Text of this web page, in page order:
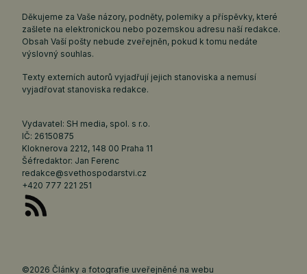
Děkujeme za Vaše názory, podněty, polemiky a příspěvky, které
zašlete na elektronickou nebo pozemskou adresu naší redakce.
Obsah Vaší pošty nebude zveřejněn, pokud k tomu nedáte
výslovný souhlas.
Texty externích autorů vyjadřují jejich stanoviska a nemusí
vyjadřovat stanoviska redakce.
Vydavatel: SH media, spol. s r.o.
IČ: 26150875
Kloknerova 2212, 148 00 Praha 11
Šéfredaktor: Jan Ferenc
redakce@svethospodarstvi.cz
+420 777 221 251
©2026 Články a fotografie uveřejněné na webu